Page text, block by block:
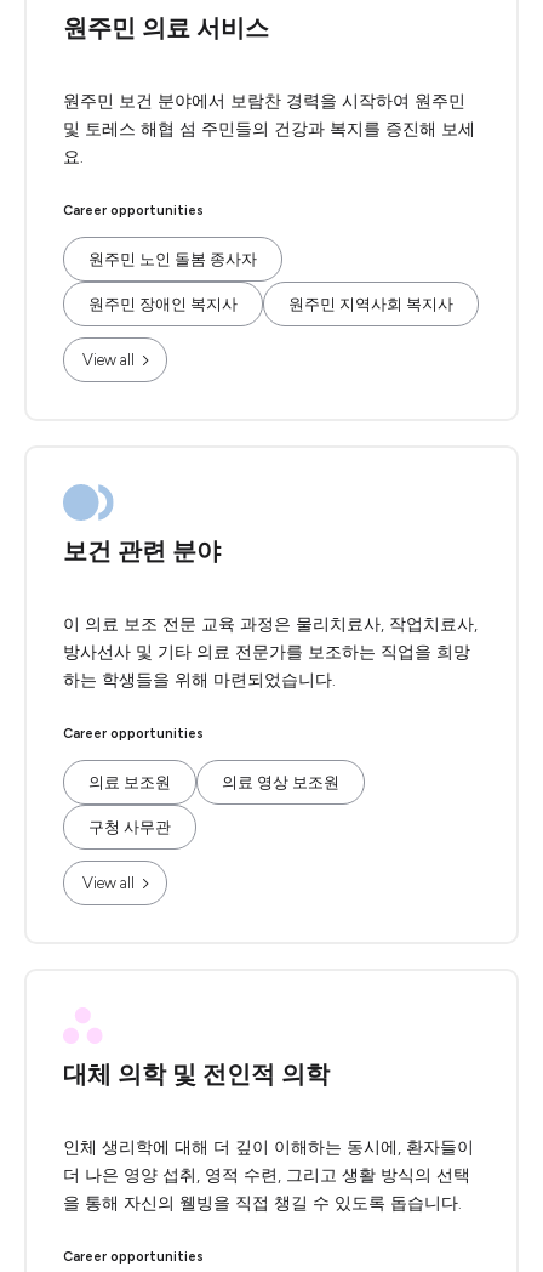
원주민 의료 서비스
원주민 보건 분야에서 보람찬 경력을 시작하여 원주민
및 토레스 해협 섬 주민들의 건강과 복지를 증진해 보세
요.
Career opportunities
원주민 노인 돌봄 종사자
원주민 장애인 복지사 원주민 지역사회 복지사
View all
보건 관련 분야
이 의료 보조 전문 교육 과정은 물리치료사, 작업치료사,
방사선사 및 기타 의료 전문가를 보조하는 직업을 희망
하는 학생들을 위해 마련되었습니다.
Career opportunities
의료 보조원 의료 영상 보조원
구청 사무관
View all
대체 의학 및 전인적 의학
인체 생리학에 대해 더 깊이 이해하는 동시에, 환자들이
더 나은 영양 섭취, 영적 수련, 그리고 생활 방식의 선택
을 통해 자신의 웰빙을 직접 챙길 수 있도록 돕습니다.
Career opportunities